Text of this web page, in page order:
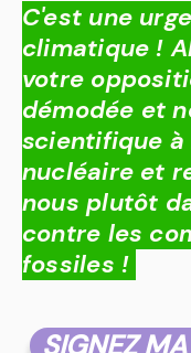
C'est une
climatique !
votre
démodée et
scientifique à
nucléaire et
nous plutôt
contre les
fossiles !